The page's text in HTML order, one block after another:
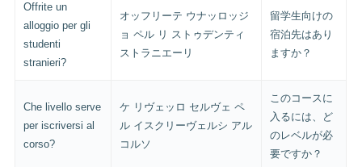
Offrite un
alloggio per gli
studenti
stranieri?
オッフリーテ ウナッロッジ
ョ ペル リ ストゥデンティ
ストラニエーリ
留学生向けの
宿泊先はあり
ますか？
Che livello serve
per iscriversi al
corso?
ケ リヴェッロ セルヴェ ペ
ル イスクリーヴェルシ アル
コルソ
このコースに
入るには、ど
のレベルが必
要ですか？